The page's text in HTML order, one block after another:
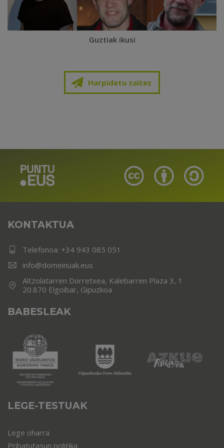
Guztiak ikusi
Harpidetu zaitez
KONTAKTUA
Telefonoa: +34 943 085 051
info@domeinuak.eus
Altzolatarren Dorretxea, Kalebarren Plaza 3, 1
20.870 Elgoibar, Gipuzkoa
BABESLEAK
LEGE-TESTUAK
Lege oharra
Pribatutasun politika